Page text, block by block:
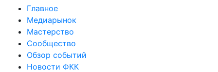
Главное
Медиарынок
Мастерство
Сообщество
Обзор событий
Новости ФКК